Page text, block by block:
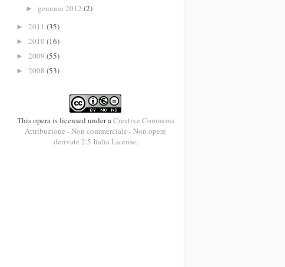
► gennaio 2012 (2)
► 2011 (35)
► 2010 (16)
► 2009 (55)
► 2008 (53)
This opera is licensed under aCreative Commons
Attribuzione - Non commerciale - Non opere
derivate 2.5 Italia License.